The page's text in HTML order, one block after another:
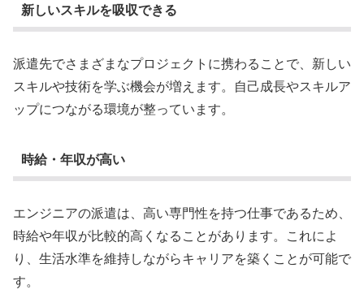
新しいスキルを吸収できる
派遣先でさまざまなプロジェクトに携わることで、新しい
スキルや技術を学ぶ機会が増えます。自己成長やスキルア
ップにつながる環境が整っています。
時給・年収が高い
エンジニアの派遣は、高い専門性を持つ仕事であるため、
時給や年収が比較的高くなることがあります。これによ
り、生活水準を維持しながらキャリアを築くことが可能で
す。